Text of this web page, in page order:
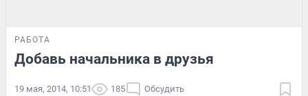
РАБОТА
Добавь начальника в друзья
19 мая, 2014, 10:51 185 Обсудить